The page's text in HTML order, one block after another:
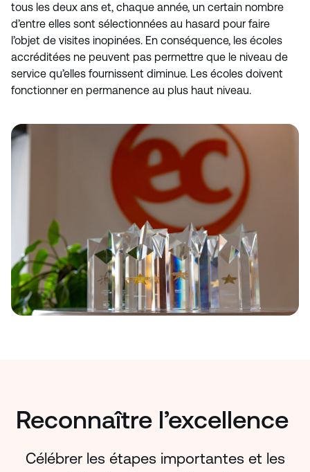
tous les deux ans et, chaque année, un certain nombre
d’entre elles sont sélectionnées au hasard pour faire
l’objet de visites inopinées. En conséquence, les écoles
accréditées ne peuvent pas permettre que le niveau de
service qu’elles fournissent diminue. Les écoles doivent
fonctionner en permanence au plus haut niveau.
Reconnaître l’excellence
Célébrer les étapes importantes et les